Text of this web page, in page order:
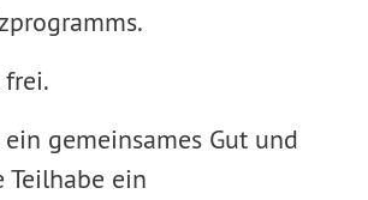
gemeinsames Gut und
ein